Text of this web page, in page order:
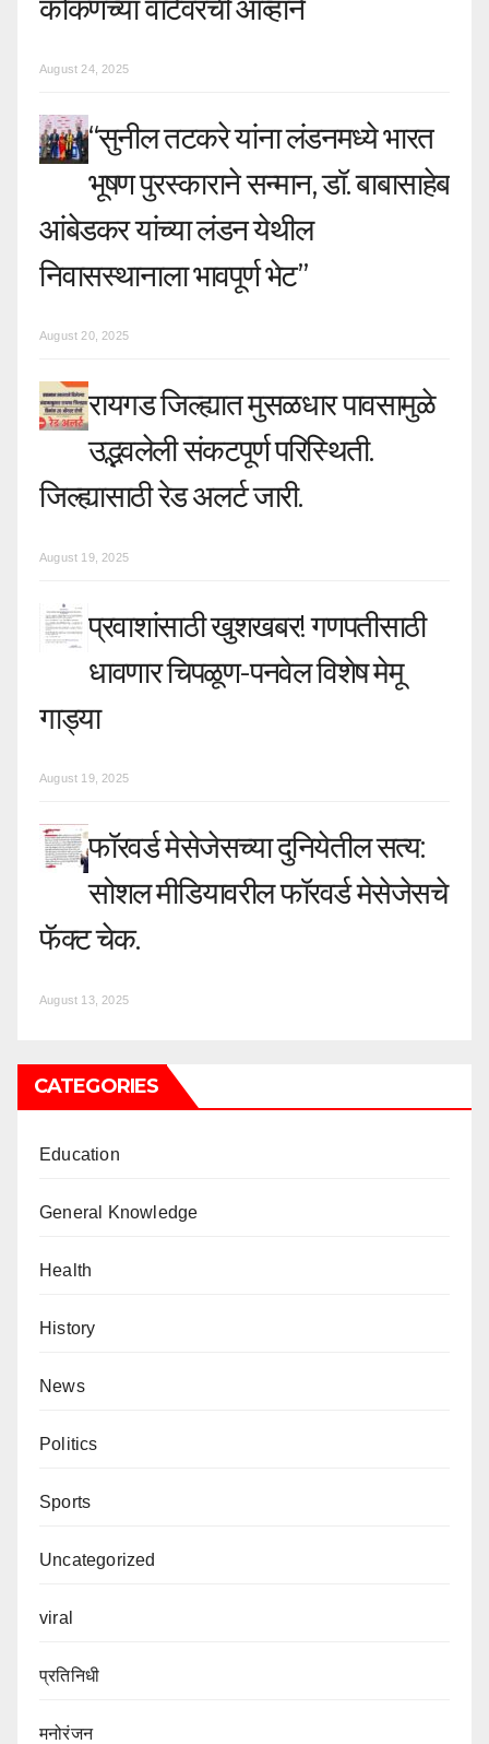
कोकणच्या वाटेवरची आव्हाने
August 24, 2025
“सुनील तटकरे यांना लंडनमध्ये भारत
भूषण पुरस्काराने सन्मान, डॉ. बाबासाहेब
आंबेडकर यांच्या लंडन येथील
निवासस्थानाला भावपूर्ण भेट”
August 20, 2025
रायगड जिल्ह्यात मुसळधार पावसामुळे
उद्भवलेली संकटपूर्ण परिस्थिती.
जिल्ह्यासाठी रेड अलर्ट जारी.
August 19, 2025
प्रवाशांसाठी खुशखबर! गणपतीसाठी
धावणार चिपळूण-पनवेल विशेष मेमू
गाड्या
August 19, 2025
फॉरवर्ड मेसेजेसच्या दुनियेतील सत्य:
सोशल मीडियावरील फॉरवर्ड मेसेजेसचे
फॅक्ट चेक.
August 13, 2025
CATEGORIES
Education
General Knowledge
Health
History
News
Politics
Sports
Uncategorized
viral
प्रतिनिधी
मनोरंजन